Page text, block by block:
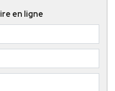
en ligne